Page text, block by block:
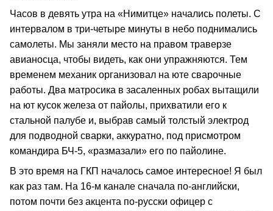
Часов в девять утра на «Нимитце» начались полеты. С
интервалом в три-четыре минуты в небо поднимались
самолеты. Мы заняли место на правом траверзе
авианосца, чтобы видеть, как они упражняются. Тем
временем механик организовал на юте сварочные
работы. Два матросика в засаленных робах вытащили
на ют кусок железа от пайолы, прихватили его к
стальной палубе и, выбрав самый толстый электрод
для подводной сварки, аккуратно, под присмотром
командира БЧ-5, «размазали» его по пайолине.
В это время на ГКП началось самое интересное! Я был
как раз там. На 16-м канале сначала по-английски,
потом почти без акцента по-русски офицер с